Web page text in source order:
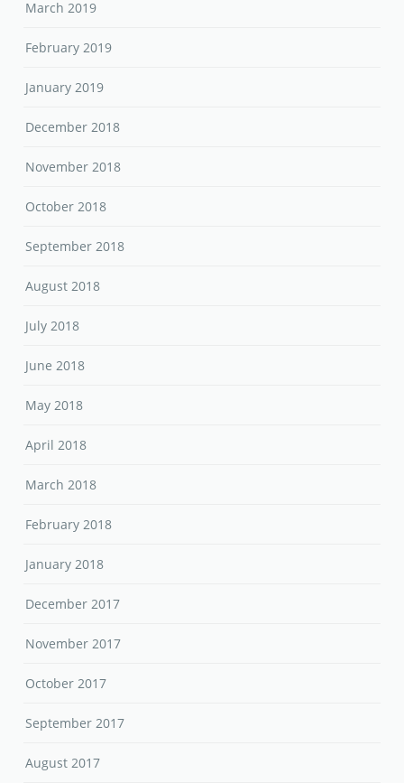
March 2019
February 2019
January 2019
December 2018
November 2018
October 2018
September 2018
August 2018
July 2018
June 2018
May 2018
April 2018
March 2018
February 2018
January 2018
December 2017
November 2017
October 2017
September 2017
August 2017